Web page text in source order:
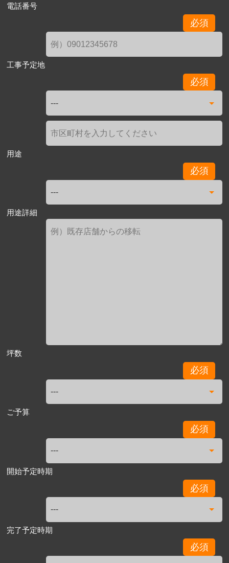
電話番号
必須
工事予定地
必須
用途
必須
用途詳細
坪数
必須
ご予算
必須
開始予定時期
必須
完了予定時期
必須